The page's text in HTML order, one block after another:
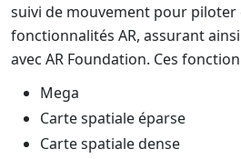
suivi de mouvement pour piloter
fonctionnalités AR, assurant
avec AR Foundation. Ces
Mega
Carte spatiale éparse
Carte spatiale dense